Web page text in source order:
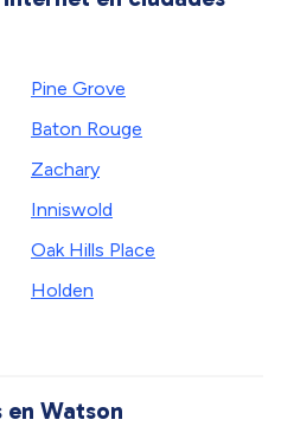
Pine Grove
Baton Rouge
Zachary
Inniswold
Oak Hills Place
Holden
en Watson